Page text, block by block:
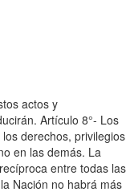
actos y
Artículo 8°- Los
derechos, privilegios
en las demás. La
entre todas las
Nación no habrá más